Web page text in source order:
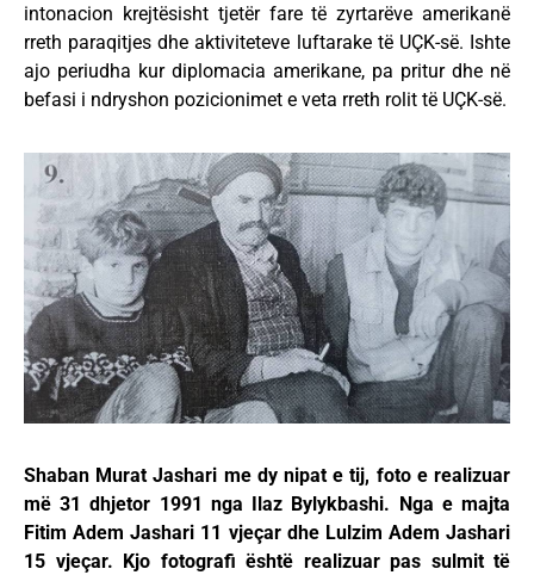
intonacion krejtësisht tjetër fare të zyrtarëve amerikanë
rreth paraqitjes dhe aktiviteteve luftarake të UÇK-së. Ishte
ajo periudha kur diplomacia amerikane, pa pritur dhe në
befasi i ndryshon pozicionimet e veta rreth rolit të UÇK-së.
Shaban Murat Jashari me dy nipat e tij, foto e realizuar
më 31 dhjetor 1991 nga Ilaz Bylykbashi. Nga e majta
Fitim Adem Jashari 11 vjeçar dhe Lulzim Adem Jashari
15 vjeçar. Kjo fotografi është realizuar pas sulmit të